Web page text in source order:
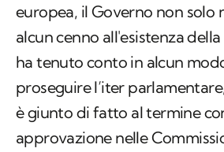
europea, il Governo non solo
alcun cenno all'esistenza
ha tenuto conto in alcun
proseguire l’iter
è giunto di fatto al termine
approvazione nelle